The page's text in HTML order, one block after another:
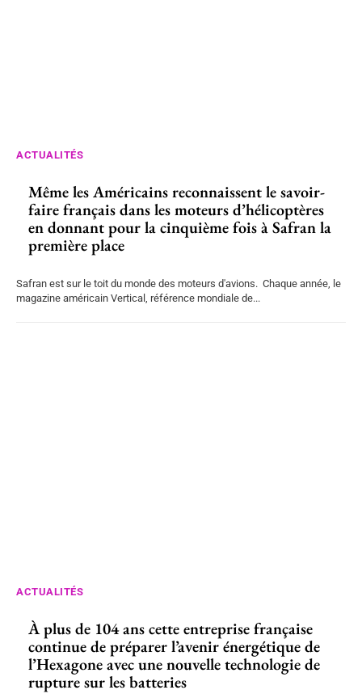
ACTUALITÉS
Même les Américains reconnaissent le savoir-
faire français dans les moteurs d’hélicoptères
en donnant pour la cinquième fois à Safran la
première place
Safran est sur le toit du monde des moteurs d'avions. Chaque année, le
magazine américain Vertical, référence mondiale de...
ACTUALITÉS
À plus de 104 ans cette entreprise française
continue de préparer l’avenir énergétique de
l’Hexagone avec une nouvelle technologie de
rupture sur les batteries